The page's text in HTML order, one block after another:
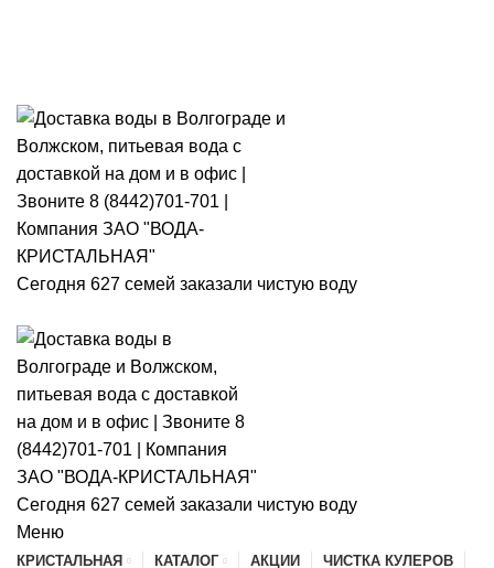
Сегодня 627 семей заказали чистую воду
Сегодня 627 семей заказали чистую воду
Меню
КРИСТАЛЬНАЯ КАТАЛОГ АКЦИИ
ЧИСТКА КУЛЕРОВ